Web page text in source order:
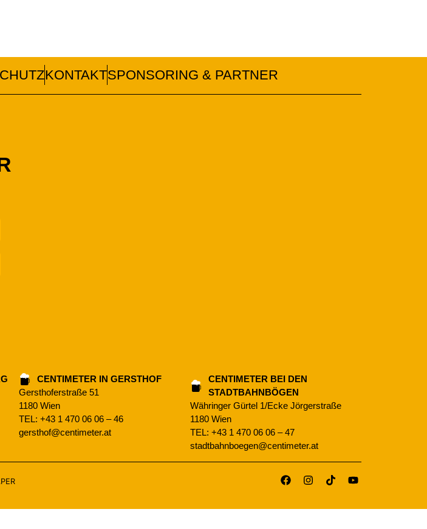
KONTAKTSPONSORING & PARTNER
CENTIMETER IN GERSTHOF
Gersthoferstraße 51
1180 Wien
TEL: +43 1 470 06 06 – 46
gersthof@centimeter.at
CENTIMETER BEI DEN
STADTBAHNBÖGEN
Währinger Gürtel 1/Ecke Jörgerstraße
1180 Wien
TEL: +43 1 470 06 06 – 47
stadtbahnboegen@centimeter.at